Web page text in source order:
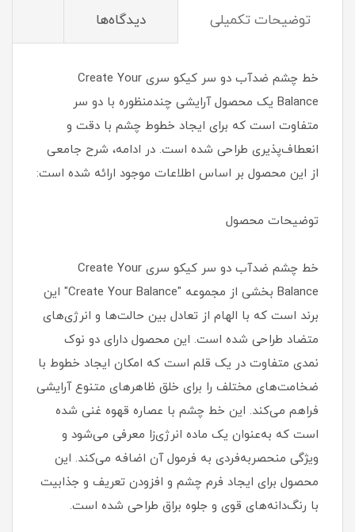
توضیحات تکمیلی دیدگاه‌ها
خط چشم ضدآب دو سر کیکو سری Create Your
Balance یک محصول آرایشی چندمنظوره با دو سر
متفاوت است که برای ایجاد خطوط چشم با دقت و
انعطاف‌پذیری طراحی شده است. در ادامه، شرح جامعی
از این محصول بر اساس اطلاعات موجود ارائه شده است:
توضیحات محصول
خط چشم ضدآب دو سر کیکو سری Create Your
Balance بخشی از مجموعه "Create Your Balance" این
برند است که با الهام از تعادل بین حالت‌ها و انرژی‌های
متضاد طراحی شده است. این محصول دارای دو نوک
نمدی متفاوت در یک قلم است که امکان ایجاد خطوط با
ضخامت‌های مختلف را برای خلق ظاهرهای متنوع آرایشی
فراهم می‌کند. این خط چشم با عصاره قهوه غنی شده
است که به‌عنوان یک ماده انرژی‌زا معرفی می‌شود و
ویژگی منحصربه‌فردی به فرمول آن اضافه می‌کند. این
محصول برای ایجاد فرم چشم و افزودن تعریف و جذابیت
با رنگ‌دانه‌های قوی و جلوه براق طراحی شده است.